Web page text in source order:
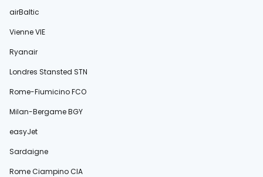
airBaltic
Vienne VIE
Ryanair
Londres Stansted STN
Rome-Fiumicino FCO
Milan-Bergame BGY
easyJet
Sardaigne
Rome Ciampino CIA